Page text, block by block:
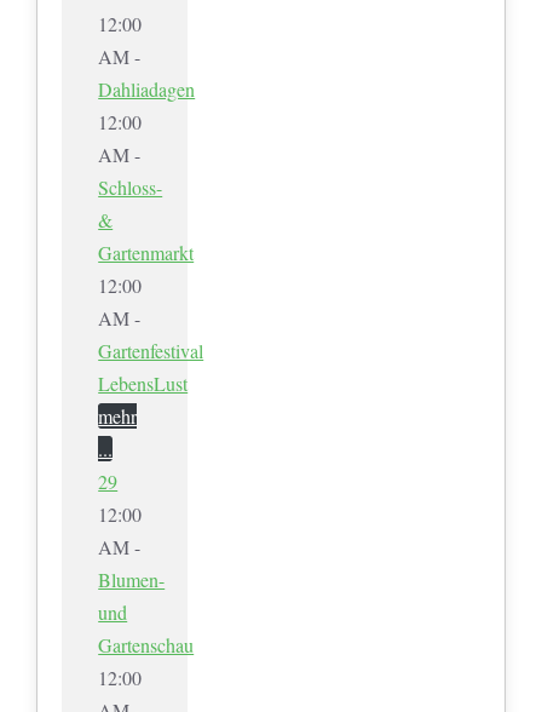
12:00
AM -
Dahliadagen
12:00
AM -
Schloss-
&
Gartenmarkt
12:00
AM -
Gartenfestival
LebensLust
mehr
...
29
12:00
AM -
Blumen-
und
Gartenschau
12:00